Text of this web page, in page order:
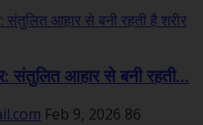
संतुलित आहार से बनी रहती...
Feb 9, 2026 86